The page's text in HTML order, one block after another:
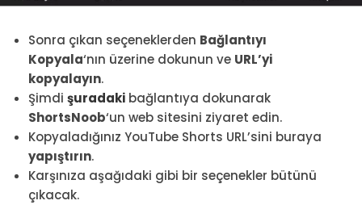
Sonra çıkan seçeneklerden Bağlantıyı
Kopyala‘nın üzerine dokunun ve URL’yi
kopyalayın.
Şimdi şuradaki bağlantıya dokunarak
ShortsNoob‘un web sitesini ziyaret edin.
Kopyaladığınız YouTube Shorts URL’sini buraya
yapıştırın.
Karşınıza aşağıdaki gibi bir seçenekler bütünü
çıkacak.